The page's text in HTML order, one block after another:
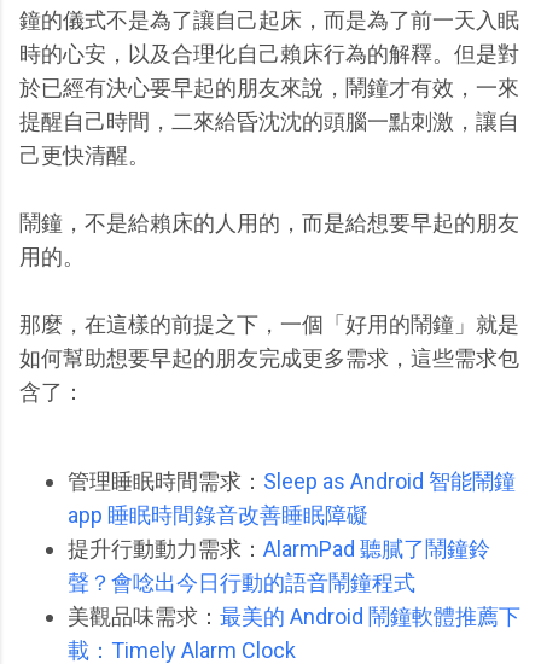
鐘的儀式不是為了讓自己起床，而是為了前一天入眠
時的心安，以及合理化自己賴床行為的解釋。但是對
於已經有決心要早起的朋友來說，鬧鐘才有效，一來
提醒自己時間，二來給昏沈沈的頭腦一點刺激，讓自
己更快清醒。
鬧鐘，不是給賴床的人用的，而是給想要早起的朋友
用的。
那麼，在這樣的前提之下，一個「好用的鬧鐘」就是
如何幫助想要早起的朋友完成更多需求，這些需求包
含了：
管理睡眠時間需求： Sleep as Android 智能鬧鐘
app 睡眠時間錄音改善睡眠障礙
提升行動動力需求： AlarmPad 聽膩了鬧鐘鈴
聲？會唸出今日行動的語音鬧鐘程式
美觀品味需求： 最美的 Android 鬧鐘軟體推薦下
載：Timely Alarm Clock